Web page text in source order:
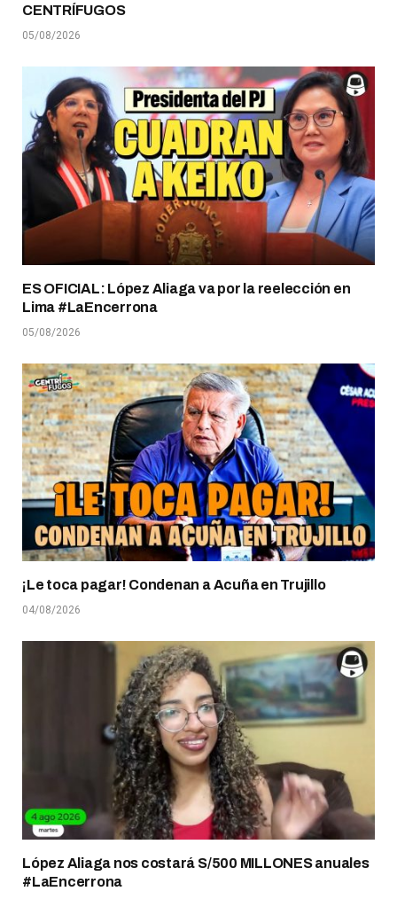
CENTRÍFUGOS
05/08/2026
ES OFICIAL: López Aliaga va por la reelección en
Lima #LaEncerrona
05/08/2026
¡Le toca pagar! Condenan a Acuña en Trujillo
04/08/2026
López Aliaga nos costará S/500 MILLONES anuales
#LaEncerrona